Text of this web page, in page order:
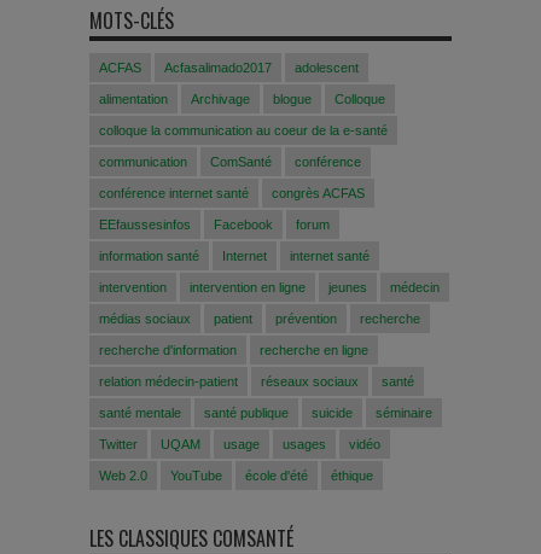
MOTS-CLÉS
ACFAS Acfasalimado2017 adolescent
alimentation Archivage blogue Colloque
colloque la communication au coeur de la e-santé
communication ComSanté conférence
conférence internet santé congrès ACFAS
EEfaussesinfos Facebook forum
information santé Internet internet santé
intervention intervention en ligne jeunes médecin
médias sociaux patient prévention recherche
recherche d'information recherche en ligne
relation médecin-patient réseaux sociaux santé
santé mentale santé publique suicide séminaire
Twitter UQAM usage usages vidéo
Web 2.0 YouTube école d'été éthique
LES CLASSIQUES COMSANTÉ